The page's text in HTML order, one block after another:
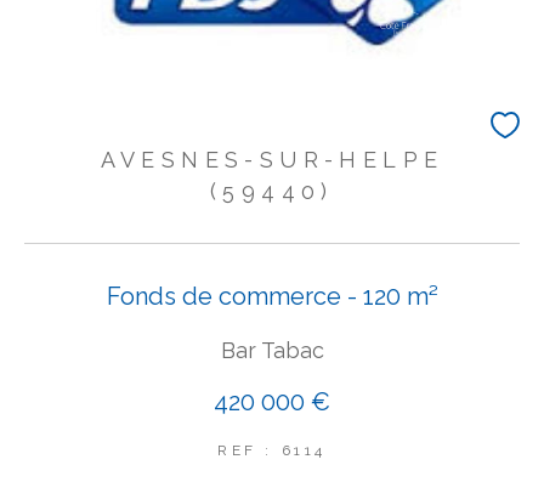
AVESNES-SUR-HELPE
(59440)
Fonds de commerce - 120 m²
Bar Tabac
420 000 €
REF : 6114